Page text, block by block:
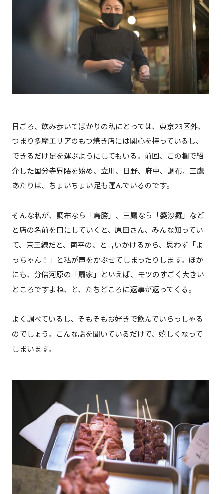
日ごろ、飲み歩いてばかりの私にとっては、東京23区外、
つまり多摩エリアのもつ焼き店には関心を持っているし、
できるだけ足を運ぶようにしてもいる。前回、この欄で紹
介した国分寺界隈を始め、立川、日野、府中、調布、三鷹
あたりは、ちょいちょい足も運んでいるのです。
そんな私が、 調布なら「鳥勝」 、 三鷹なら「婆沙羅」 など
と店の名前を口にしていくと、原田さん、みんな知ってい
て、京王線だと、南平の、と言いかけるから、思わず「よ
っちゃん！」と私が声をかぶせてしまったりします。ほか
にも、 分倍河原の「扇家」 といえば、モツのすごく大きい
ところですよね、と、たちどころに返事が返ってくる。
よく調べているし、そもそもお好きで飲んでいらっしゃる
のでしょう。こんな話を聞いているだけで、嬉しくなって
しまいます。